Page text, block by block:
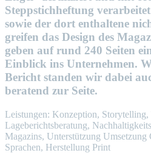
Steppstichheftung
sowie der dort enthaltene
greifen das Design des
geben auf rund 240 Seiten
Einblick ins Unternehmen.
Bericht standen wir dabei
beratend zur Seite.
Leistungen: Konzeption,
Lageberichtsberatung,
Magazins, Unterstützung Umsetzung
Sprachen, Herstellung Print